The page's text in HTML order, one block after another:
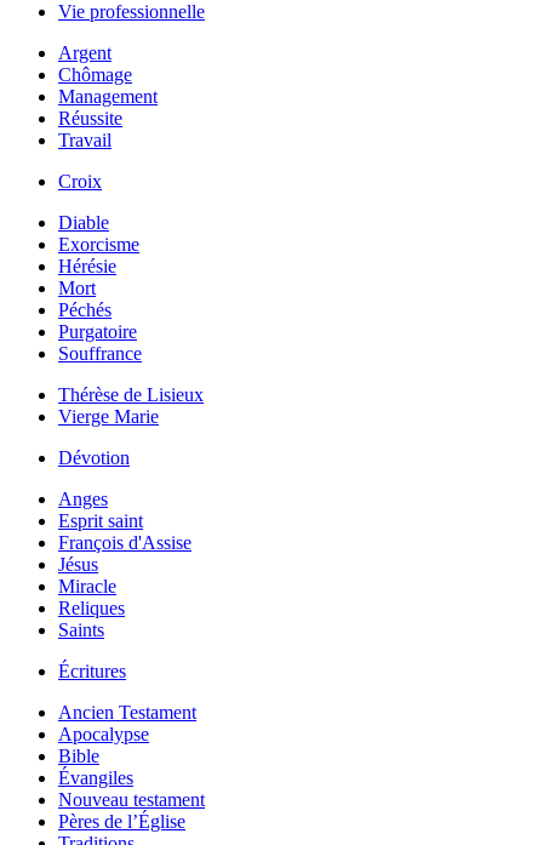
Vie professionnelle
Argent
Chômage
Management
Réussite
Travail
Croix
Diable
Exorcisme
Hérésie
Mort
Péchés
Purgatoire
Souffrance
Thérèse de Lisieux
Vierge Marie
Dévotion
Anges
Esprit saint
François d'Assise
Jésus
Miracle
Reliques
Saints
Écritures
Ancien Testament
Apocalypse
Bible
Évangiles
Nouveau testament
Pères de l’Église